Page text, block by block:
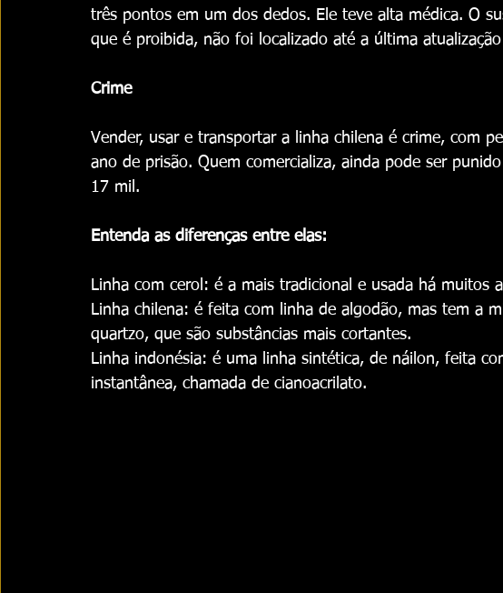
três pontos em um dos dedos. Ele teve alta médica. O
que é proibida, não foi localizado até a última
Crime
Vender, usar e transportar a linha chilena é crime, com
ano de prisão. Quem comercializa, ainda pode ser
17 mil.
Entenda as diferenças entre elas:
Linha com cerol: é a mais tradicional e usada há muitos
Linha chilena: é feita com linha de algodão, mas tem a
quartzo, que são substâncias mais cortantes.
Linha indonésia: é uma linha sintética, de náilon, feita
instantânea, chamada de cianoacrilato.